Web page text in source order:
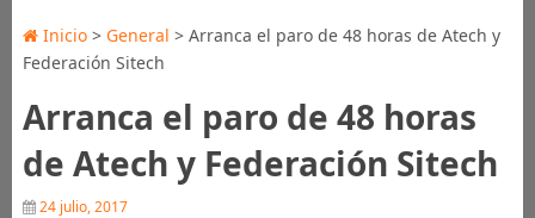
Inicio> General > Arranca el paro de 48 horas de Atech y
Federación Sitech
Arranca el paro de 48 horas
de Atech y Federación Sitech
24 julio, 2017